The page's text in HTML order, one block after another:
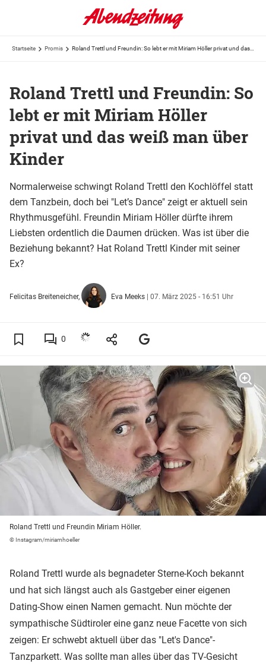
Startseite Promis
Roland Trettl und Freundin: So
lebt er mit Miriam Höller
privat und das weiß man über
Kinder
Normalerweise schwingt Roland Trettl den Kochlöffel statt
dem Tanzbein, doch bei "Let’s Dance" zeigt er aktuell sein
Rhythmusgefühl. Freundin Miriam Höller dürfte ihrem
Liebsten ordentlich die Daumen drücken. Was ist über die
Beziehung bekannt? Hat Roland Trettl Kinder mit seiner
Ex?
Felicitas Breiteneicher, Eva Meeks | 07. März 2025 - 16:51 Uhr
0
Roland Trettl und Freundin Miriam Höller.
© Instagram/miriamhoeller
Roland Trettl wurde als begnadeter Sterne-Koch bekannt
und hat sich längst auch als Gastgeber einer eigenen
Dating-Show einen Namen gemacht. Nun möchte der
sympathische Südtiroler eine ganz neue Facette von sich
zeigen: Er schwebt aktuell über das "Let's Dance"-
Tanzparkett. Was sollte man alles über das TV-Gesicht